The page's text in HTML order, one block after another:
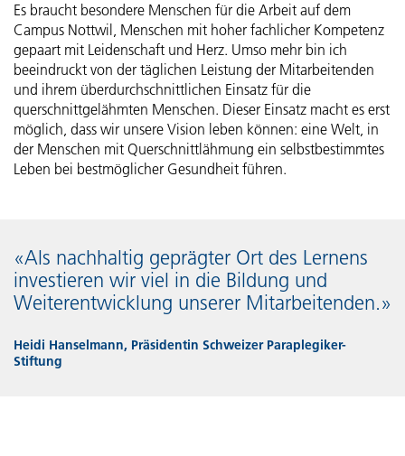
Es braucht besondere Menschen für die Arbeit auf dem
Campus Nottwil, Menschen mit hoher fachlicher Kompetenz
gepaart mit Leidenschaft und Herz. Umso mehr bin ich
beeindruckt von der täglichen Leistung der Mitarbeitenden
und ihrem überdurchschnittlichen Einsatz für die
querschnittgelähmten Menschen. Dieser Einsatz macht es erst
möglich, dass wir unsere Vision leben können: eine Welt, in
der Menschen mit Querschnittlähmung ein selbstbestimmtes
Leben bei bestmöglicher Gesundheit führen.
«Als nachhaltig geprägter Ort des Lernens
investieren wir viel in die Bildung und
Weiterentwicklung unserer Mitarbeitenden.»
Heidi Hanselmann, Präsidentin Schweizer Paraplegiker-
Stiftung